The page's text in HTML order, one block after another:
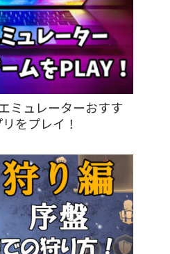
ミュレーターおすす
をプレイ！